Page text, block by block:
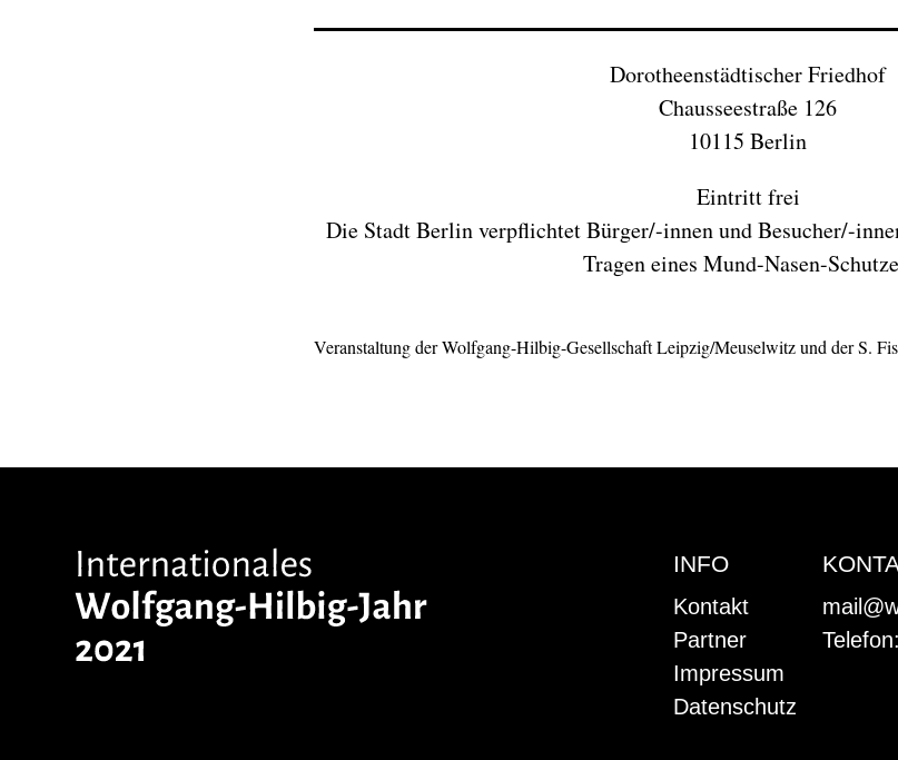
Dorotheenstädtischer Friedhof
Chausseestraße 126
10115 Berlin
Eintritt frei
Die Stadt Berlin verpflichtet Bürger/-innen und Besucher/-
Tragen eines Mund-Nasen-
Veranstaltung der Wolfgang-Hilbig-Gesellschaft Leipzig/Meuselwitz und der S.
INFO
Kontakt
Partner
Impressum
Datenschutz